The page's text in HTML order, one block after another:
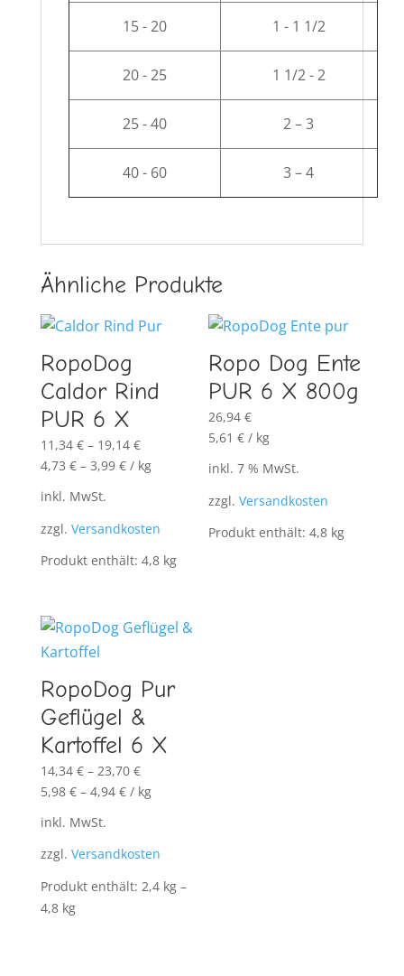
15 - 20 1 - 1 1/2
20 - 25 1 1/2 - 2
25 - 40 2 – 3
40 - 60 3 – 4
Ähnliche Produkte
RopoDog
Caldor Rind
PUR 6 X
11,34 €– 19,14 €
4,73 €– 3,99 €/ kg
inkl. MwSt.
zzgl. Versandkosten
Produkt enthält: 4,8 kg
Ropo Dog Ente
PUR 6 X 800g
26,94€
5,61€ / kg
inkl. 7 % MwSt.
zzgl.Versandkosten
Produkt enthält: 4,8 kg
RopoDog Pur
Geflügel &
Kartoffel 6 X
14,34 €– 23,70 €
5,98 €– 4,94 €/ kg
inkl. MwSt.
zzgl. Versandkosten
Produkt enthält: 2,4 kg–
4,8 kg